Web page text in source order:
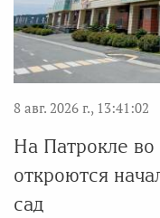
8 авг. 2026 г., 13:41:02
На Патрокле во
откроются
сад